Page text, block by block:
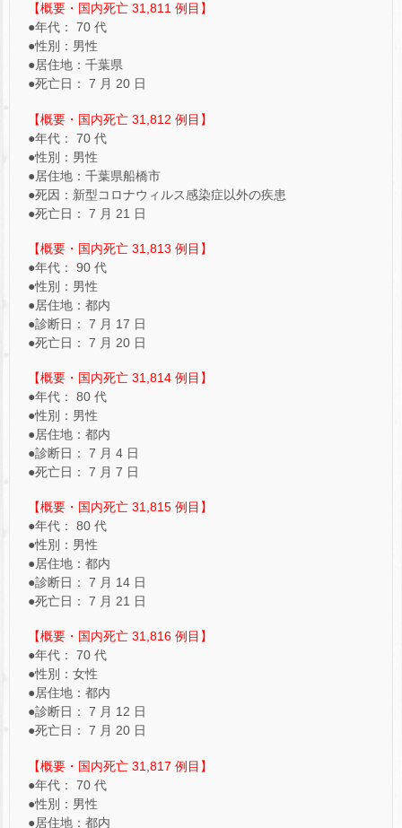
【概要・国内死亡 31,811 例目】
●年代： 70 代
●性別：男性
●居住地：千葉県
●死亡日： 7 月 20 日
【概要・国内死亡 31,812 例目】
●年代： 70 代
●性別：男性
●居住地：千葉県船橋市
●死因：新型コロナウィルス感染症以外の疾患
●死亡日： 7 月 21 日
【概要・国内死亡 31,813 例目】
●年代： 90 代
●性別：男性
●居住地：都内
●診断日： 7 月 17 日
●死亡日： 7 月 20 日
【概要・国内死亡 31,814 例目】
●年代： 80 代
●性別：男性
●居住地：都内
●診断日： 7 月 4 日
●死亡日： 7 月 7 日
【概要・国内死亡 31,815 例目】
●年代： 80 代
●性別：男性
●居住地：都内
●診断日： 7 月 14 日
●死亡日： 7 月 21 日
【概要・国内死亡 31,816 例目】
●年代： 70 代
●性別：女性
●居住地：都内
●診断日： 7 月 12 日
●死亡日： 7 月 20 日
【概要・国内死亡 31,817 例目】
●年代： 70 代
●性別：男性
●居住地：都内